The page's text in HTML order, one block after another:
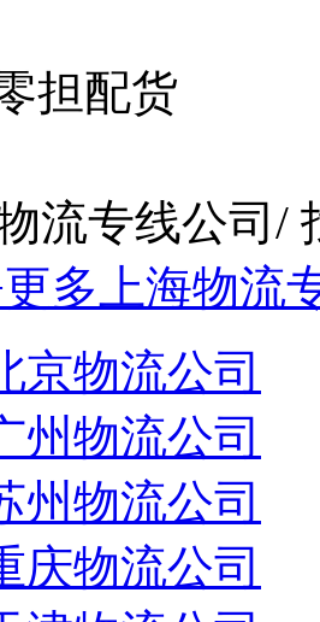
担配货
流专线公司 /
多上海物流
京物流公司
州物流公司
州物流公司
庆物流公司